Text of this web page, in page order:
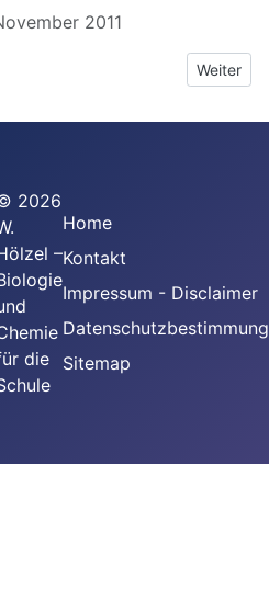
2011
nach Dalton - Nächster
Weiter
2026
–
die
Home
Kontakt
Impressum - Disclaimer
Sitemap